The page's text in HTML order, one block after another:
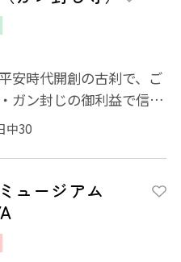
安時代開創の古刹で、ご
ガン封じの御利益で信仰
います。境内...
中30
ュージアム